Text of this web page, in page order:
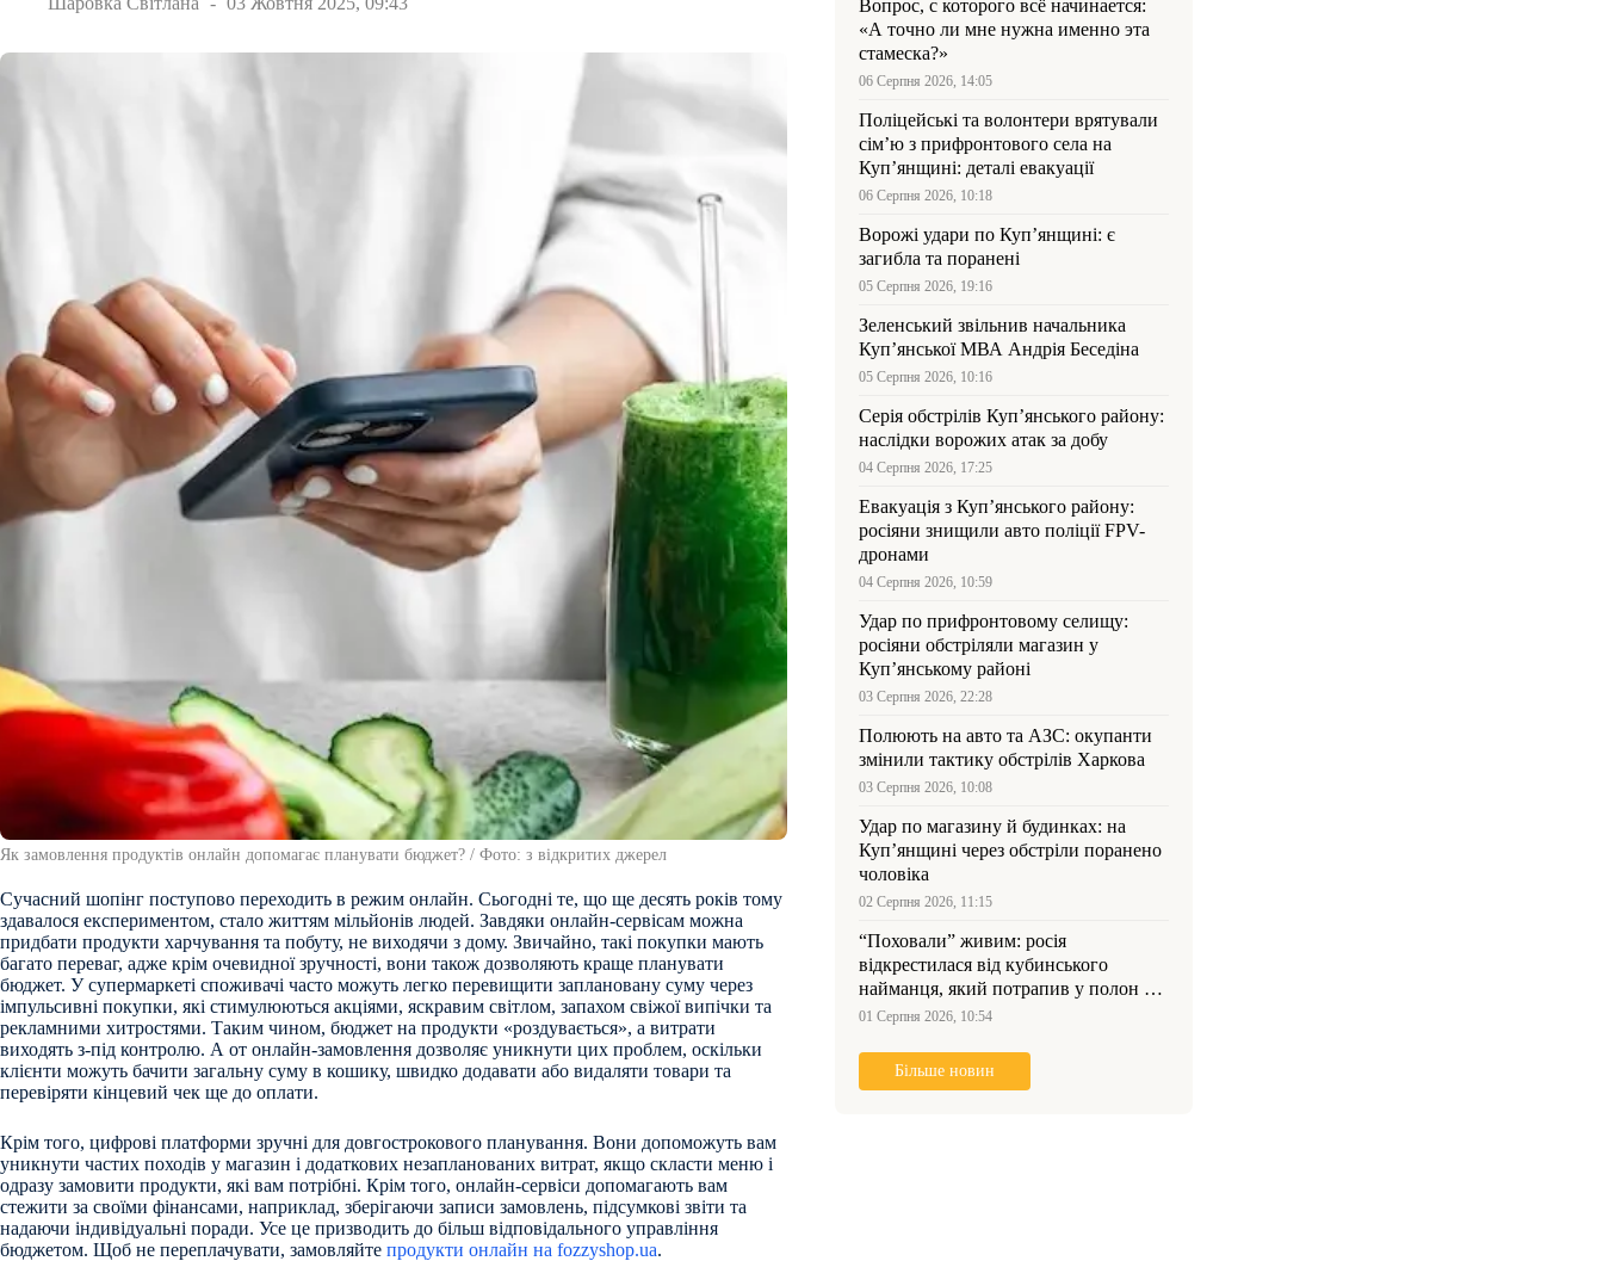
Як замовлення продуктів онлайн допомагає планувати бюджет? / Фото: з відкритих джерел
Сучасний шопінг поступово переходить в режим онлайн. Сьогодні те, що ще десять років тому
здавалося експериментом, стало життям мільйонів людей. Завдяки онлайн-сервісам можна
придбати продукти харчування та побуту, не виходячи з дому. Звичайно, такі покупки мають
багато переваг, адже крім очевидної зручності, вони також дозволяють краще планувати
бюджет. У супермаркеті споживачі часто можуть легко перевищити заплановану суму через
імпульсивні покупки, які стимулюються акціями, яскравим світлом, запахом свіжої випічки та
рекламними хитростями. Таким чином, бюджет на продукти «роздувається», а витрати
виходять з-під контролю. А от онлайн-замовлення дозволяє уникнути цих проблем, оскільки
клієнти можуть бачити загальну суму в кошику, швидко додавати або видаляти товари та
перевіряти кінцевий чек ще до оплати.
Крім того, цифрові платформи зручні для довгострокового планування. Вони допоможуть вам
уникнути частих походів у магазин і додаткових незапланованих витрат, якщо скласти меню і
одразу замовити продукти, які вам потрібні. Крім того, онлайн-сервіси допомагають вам
стежити за своїми фінансами, наприклад, зберігаючи записи замовлень, підсумкові звіти та
надаючи індивідуальні поради. Усе це призводить до більш відповідального управління
бюджетом. Щоб не переплачувати, замовляйте продукти онлайн на fozzyshop.ua.
Вопрос, с которого всё начинается:
«А точно ли мне нужна именно эта
стамеска?»
06 Серпня 2026, 14:05
Поліцейські та волонтери врятували
сім’ю з прифронтового села на
Куп’янщині: деталі евакуації
06 Серпня 2026, 10:18
Ворожі удари по Куп’янщині: є
загибла та поранені
05 Серпня 2026, 19:16
Зеленський звільнив начальника
Купʼянської МВА Андрія Беседіна
05 Серпня 2026, 10:16
Серія обстрілів Куп’янського району:
наслідки ворожих атак за добу
04 Серпня 2026, 17:25
Евакуація з Куп’янського району:
росіяни знищили авто поліції FPV-
дронами
04 Серпня 2026, 10:59
Удар по прифронтовому селищу:
росіяни обстріляли магазин у
Куп’янському районі
03 Серпня 2026, 22:28
Полюють на авто та АЗС: окупанти
змінили тактику обстрілів Харкова
03 Серпня 2026, 10:08
Удар по магазину й будинках: на
Куп’янщині через обстріли поранено
чоловіка
02 Серпня 2026, 11:15
“Поховали” живим: росія
відкрестилася від кубинського
найманця, який потрапив у полон на
Куп’янщині
01 Серпня 2026, 10:54
Більше новин